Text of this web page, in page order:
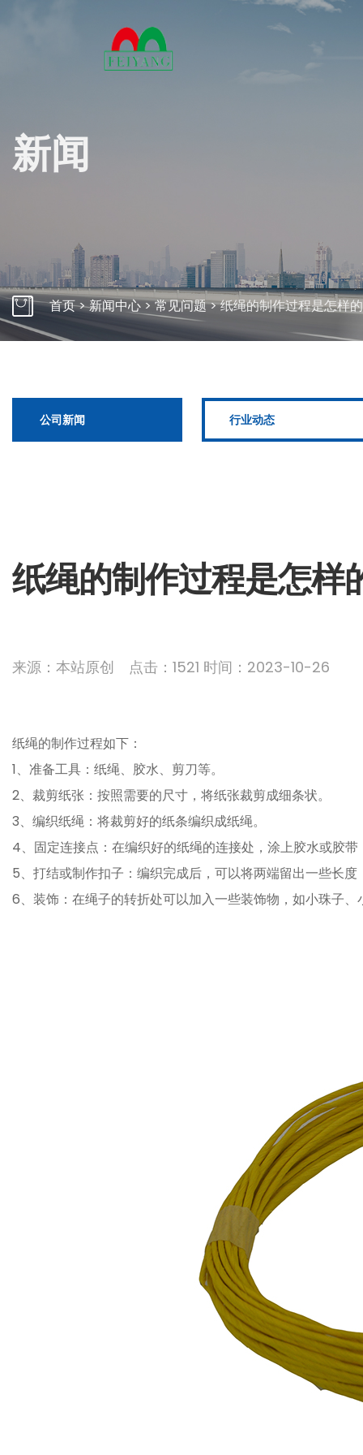
了解
自动束带机桌面式 自动束带
新闻
首页>新闻中心>常见问题>纸绳的制作过程是怎样
公司新闻 行业动态
纸绳的制作过程是怎样
来源：本站原创 点击：1521 时间：2023-10-26
纸绳的制作过程如下：
1、准备工具：纸绳、胶水、剪刀等。
2、裁剪纸张：按照需要的尺寸，将纸张裁剪成细条状。
3、编织纸绳：将裁剪好的纸条编织成纸绳。
4、固定连接点：在编织好的纸绳的连接处，涂上胶水或胶
5、打结或制作扣子：编织完成后，可以将两端留出一些长
6、装饰：在绳子的转折处可以加入一些装饰物，如小珠子